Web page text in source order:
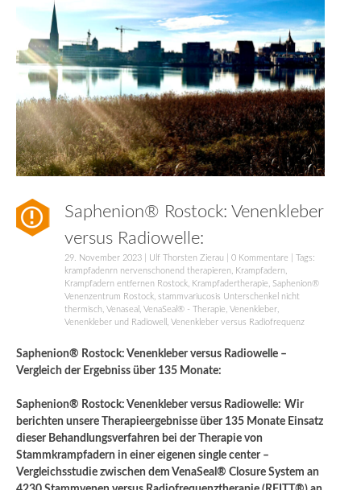
Saphenion® Rostock: Venenkleber
versus Radiowelle:
29. November 2023 Ulf Thorsten Zierau 0 Kommentare | Tags:
krampfadenrn nervenschonend therapieren, Krampfadern,
Krampfadern entfernen Rostock, Krampfadertherapie, Saphenion®
Venenzentrum Rostock, stammvariucosis Unterschenkel nicht
thermisch, Venaseal , VenaSeal® - Therapie, Venenkleber,
Venenkleber und Radiowell , Venenkleber versus Radiofrequenz
Saphenion® Rostock: Venenkleber versus Radiowelle –
Vergleich der Ergebniss über 135 Monate:
Saphenion® Rostock: Venenkleber versus Radiowelle: Wir
berichten unsere Therapieergebnisse über 135 Monate Einsatz
dieser Behandlungsverfahren bei der Therapie von
Stammkrampfadern in einer eigenen single center –
Vergleichsstudie zwischen dem VenaSeal® Closure System an